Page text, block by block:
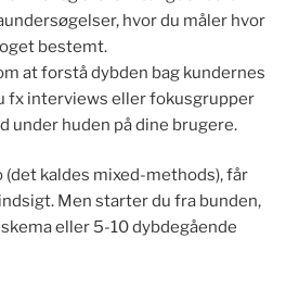
hvor du måler hvor
bestemt.
at forstå dybden bag kundernes
fx interviews eller fokusgrupper
under huden på dine brugere.
(det kaldes mixed-methods), får
Men starter du fra bunden,
eller 5-10 dybdegående